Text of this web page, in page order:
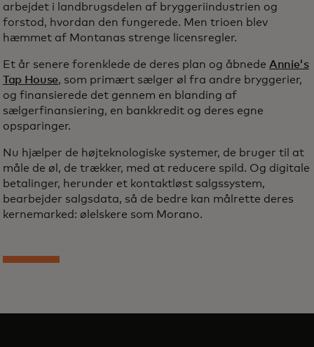
arbejdet i landbrugsdelen af bryggeriindustrien og
forstod, hvordan den fungerede. Men trioen blev
hæmmet af Montanas strenge licensregler.
Et år senere forenklede de deres plan og åbnede Annie's
Tap House, som primært sælger øl fra andre bryggerier,
og finansierede det gennem en blanding af
sælgerfinansiering, en bankkredit og deres egne
opsparinger.
Nu hjælper de højteknologiske systemer, de bruger til at
måle de øl, de trækker, med at reducere spild. Og digitale
betalinger, herunder et kontaktløst salgssystem,
bearbejder salgsdata, så de bedre kan målrette deres
kernemarked: ølelskere som Morano.